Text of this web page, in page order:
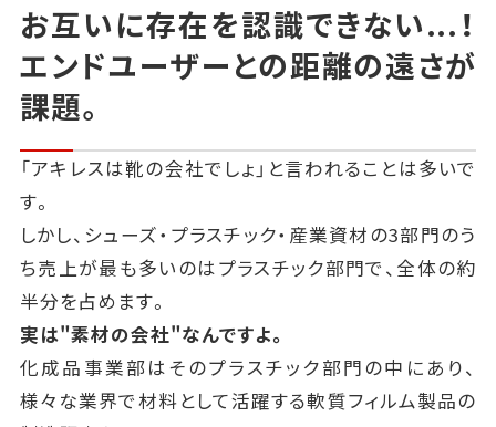
お互いに存在を認識できない...！
エンドユーザーとの距離の遠さが
課題。
「アキレスは靴の会社でしょ」と言われることは多いで
す。
しかし、シューズ・プラスチック・産業資材の3部門のう
ち売上が最も多いのはプラスチック部門で、全体の約
半分を占めます。
実は"素材の会社"なんですよ。
化成品事業部はそのプラスチック部門の中にあり、
様々な業界で材料として活躍する軟質フィルム製品の